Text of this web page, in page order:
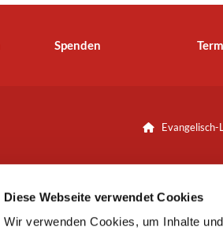
Diese Webseite verwendet Cookies
Wir verwenden Cookies, um Inhalte
Spenden

Evangelisch-
IBAN: CH53 0078